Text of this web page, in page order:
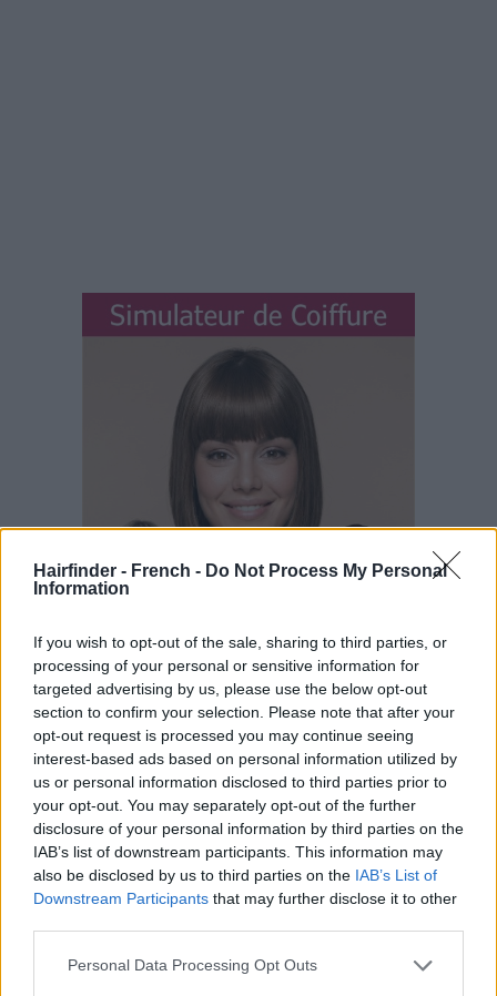
Hairfinder - French - Do Not Process My Personal
Information
If you wish to opt-out of the sale, sharing to third parties, or
processing of your personal or sensitive information for
targeted advertising by us, please use the below opt-out
section to confirm your selection. Please note that after your
opt-out request is processed you may continue seeing
interest-based ads based on personal information utilized by
us or personal information disclosed to third parties prior to
your opt-out. You may separately opt-out of the further
disclosure of your personal information by third parties on the
IAB’s list of downstream participants. This information may
also be disclosed by us to third parties on the IAB’s List of
Downstream Participants that may further disclose it to other
Personal Data Processing Opt Outs